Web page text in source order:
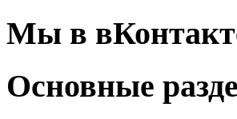
Мы в
Основные